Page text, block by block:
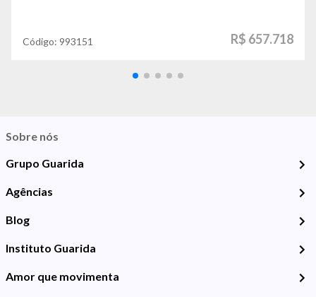
Código: 993151 R$ 657.718
Sobre nós
Grupo Guarida
Agências
Blog
Instituto Guarida
Amor que movimenta